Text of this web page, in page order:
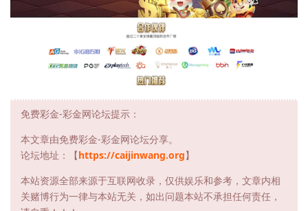
免费彩金-彩金网论坛提示：
本文章由免费彩金-彩金网论坛分享。
论坛地址：【https://caijinwang.org】
本站资源全部来源于互联网收录，仅供娱乐和参考，文章内相
关赌博行为一律与本站无关，如出问题本站不承担任何责任，